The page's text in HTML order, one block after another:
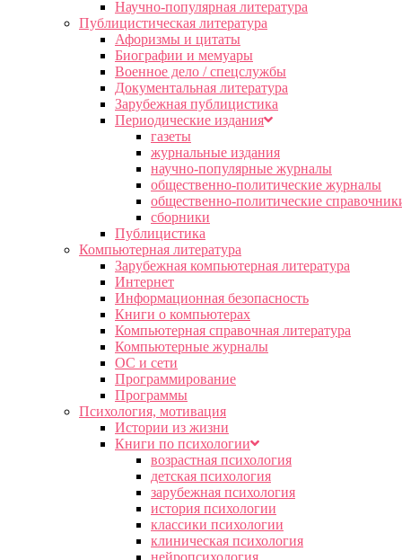
Научно-популярная литература
Публицистическая литература
Афоризмы и цитаты
Биографии и мемуары
Военное дело / спецслужбы
Документальная литература
Зарубежная публицистика
Периодические издания
газеты
журнальные издания
научно-популярные журналы
общественно-политические журналы
общественно-политические
сборники
Публицистика
Компьютерная литература
Зарубежная компьютерная литература
Интернет
Информационная безопасность
Книги о компьютерах
Компьютерная справочная литература
Компьютерные журналы
ОС и сети
Программирование
Программы
Психология, мотивация
Истории из жизни
Книги по психологии
возрастная психология
детская психология
зарубежная психология
история психологии
классики психологии
клиническая психология
нейропсихология